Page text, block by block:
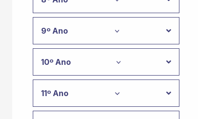
9º Ano
10º Ano
11º Ano